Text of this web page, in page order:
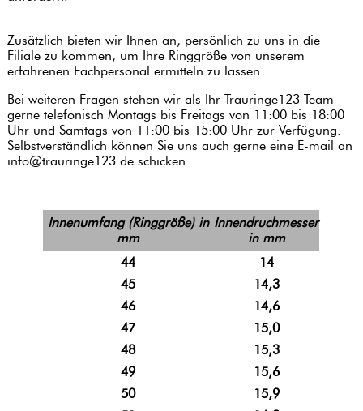
Zusätzlich bieten wir Ihnen an, persönlich zu uns in die
Filiale zu kommen, um Ihre Ringgröße von unserem
erfahrenen Fachpersonal ermitteln zu lassen.
Bei weiteren Fragen stehen wir als Ihr Trauringe123-Team
gerne telefonisch Montags bis Freitags von 11:00 bis 18:00
Uhr und Samtags von 11:00 bis 15:00 Uhr zur Verfügung.
Selbstverständlich können Sie uns auch gerne eine E-mail an
info@trauringe123.de schicken.
Innenumfang (Ringgröße) in
mm
Innendruchmesser
in mm
44
14
45
14,3
46
14,6
47
15,0
48
15,3
49
15,6
50
15,9